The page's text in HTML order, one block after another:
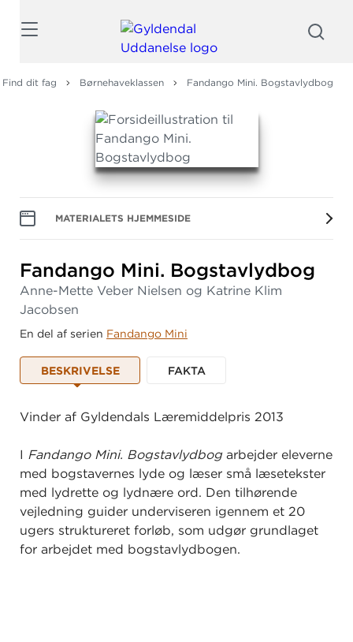
Find dit fag Børnehaveklassen Fandango Mini. Bogstavlydbog
MATERIALETS HJEMMESIDE
Fandango Mini. Bogstavlydbog
Anne-Mette Veber Nielsen og Katrine Klim
Jacobsen
En del af serien Fandango Mini
BESKRIVELSE FAKTA
Vinder af Gyldendals Læremiddelpris 2013
I Fandango Mini. Bogstavlydbog arbejder eleverne
med bogstavernes lyde og læser små læsetekster
med lydrette og lydnære ord. Den tilhørende
vejledning guider underviseren igennem et 20
ugers struktureret forløb, som udgør grundlaget
for arbejdet med bogstavlydbogen.